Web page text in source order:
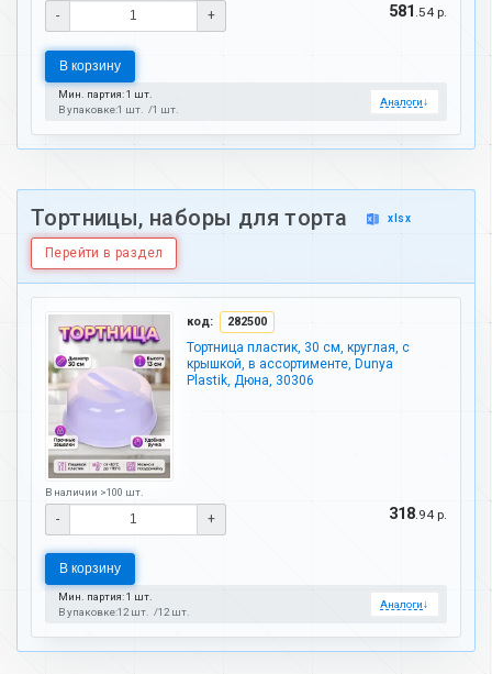
- + 581 .54 р.
В корзину
Мин. партия: 1 шт.
В упаковке:1 шт. 1 шт.
Аналоги↓
Тортницы, наборы для торта xlsx
Перейти в раздел
код: 282500
Тортница пластик, 30 см, круглая, с
крышкой, в ассортименте, Dunya
Plastik, Дюна, 30306
В наличии >100 шт.
- + 318.94 р.
В корзину
Мин. партия: 1 шт.
В упаковке:12 шт. 12 шт.
Аналоги↓